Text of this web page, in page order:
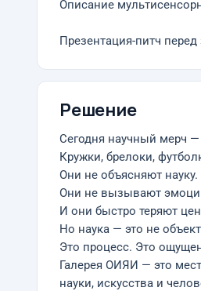
Описание
Презентация-питч
Решение
Сегодня научный мерч —
Кружки, брелоки,
Они не объясняют науку.
Они не вызывают
И они быстро теряют
Но наука — это не
Это процесс. Это
Галерея ОИЯИ — это
науки, искусства и